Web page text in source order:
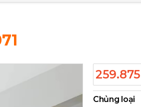
259.875
Chủng loại